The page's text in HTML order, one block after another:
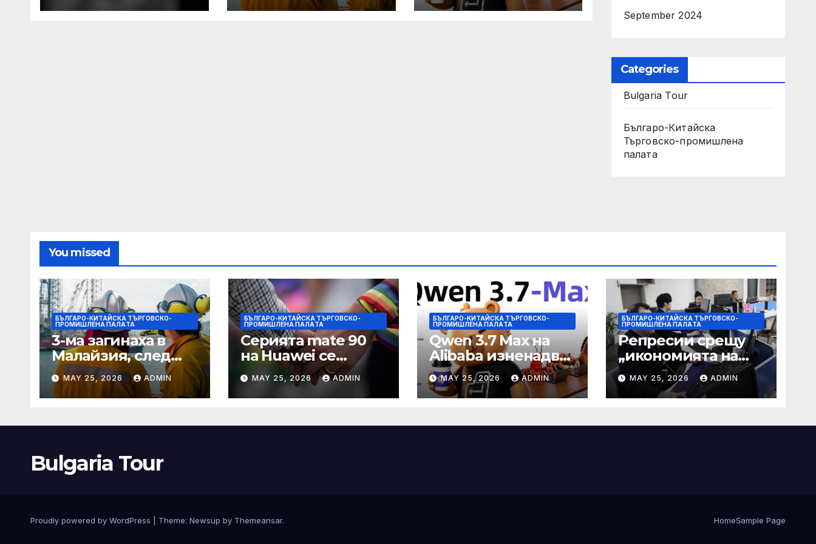
чип Kirin тази есен
морето от
часово автономно
September 2024
Categories
Bulgaria Tour
Българо-Китайска
Търговско-промишлена
палaта
You missed
БЪЛГАРО-КИТАЙСКА ТЪРГОВСКО-
ПРОМИШЛЕНА ПАЛAТА
3-ма загинаха в
Малайзия, след
като спасителна
лодка падна в
морето от
Petronas
MAY 25, 2026 ADMIN
БЪЛГАРО-КИТАЙСКА ТЪРГОВСКО-
ПРОМИШЛЕНА ПАЛAТА
Серията mate 90
на Huawei се
очаква да
дебютира с нов
чип Kirin тази есен
MAY 25, 2026 ADMIN
БЪЛГАРО-КИТАЙСКА ТЪРГОВСКО-
ПРОМИШЛЕНА ПАЛAТА
Qwen 3.7 Max на
Alibaba изненадва
задгранични
разработчици с 35-
часово автономно
задачи
MAY 25, 2026 ADMIN
БЪЛГАРО-КИТАЙСКА ТЪРГОВСКО-
ПРОМИШЛЕНА ПАЛAТА
Репресии срещу
„икономията на
фактурирането“
MAY 25, 2026 ADMIN
Bulgaria Tour
Proudly powered by WordPress Theme: Newsup by Themeansar. HomeSample Page